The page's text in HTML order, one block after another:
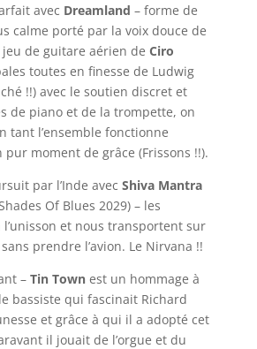
avec Dreamland – forme de
calme porté par la voix douce de
jeu de guitare aérien de Ciro
toutes en finesse de Ludwig
!!) avec le soutien discret et
de piano et de la trompette, on
tant l’ensemble fonctionne
moment de grâce (Frissons !!).
par l’Inde avec Shiva Mantra
Of Blues 2029) – les
et nous transportent sur
prendre l’avion. Le Nirvana !!
– Tin Townest un hommage à
bassiste qui fascinait Richard
et grâce à qui il a adopté cet
il jouait de l’orgue et du